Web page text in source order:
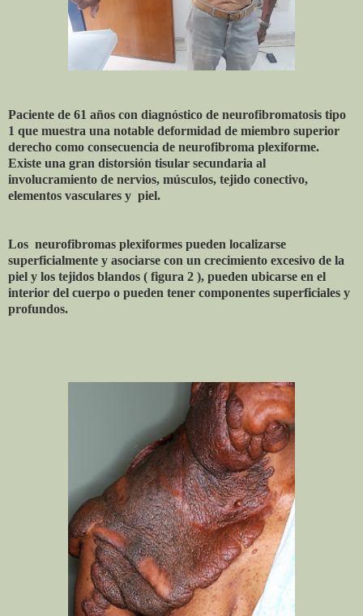
Paciente de 61 años con diagnóstico de neurofibromatosis tipo
1 que muestra una notable deformidad de miembro superior
derecho como consecuencia de neurofibroma plexiforme.
Existe una gran distorsión tisular secundaria al
involucramiento de nervios, músculos, tejido conectivo,
elementos vasculares y piel.
Los neurofibromas plexiformes pueden localizarse
superficialmente y asociarse con un crecimiento excesivo de la
piel y los tejidos blandos ( figura 2 ), pueden ubicarse en el
interior del cuerpo o pueden tener componentes superficiales y
profundos.